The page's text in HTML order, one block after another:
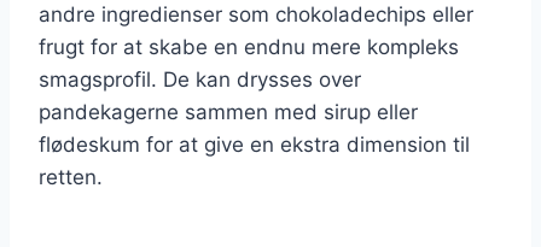
andre ingredienser som chokoladechips eller
frugt for at skabe en endnu mere kompleks
smagsprofil. De kan drysses over
pandekagerne sammen med sirup eller
flødeskum for at give en ekstra dimension til
retten.